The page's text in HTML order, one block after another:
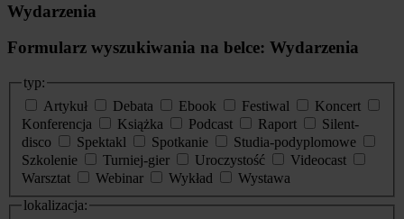
Wydarzenia
Formularz wyszukiwania na belce: Wydarzenia
typ:
Artykuł
Debata Ebook Festiwal
Koncert
Konferencja
Książka Podcast Raport
Silent-
disco
Spektakl Spotkanie
Studia-podyplomowe
Szkolenie
Turniej-gier Uroczystość
Videocast
Warsztat
Webinar Wykład
Wystawa
lokalizacja: